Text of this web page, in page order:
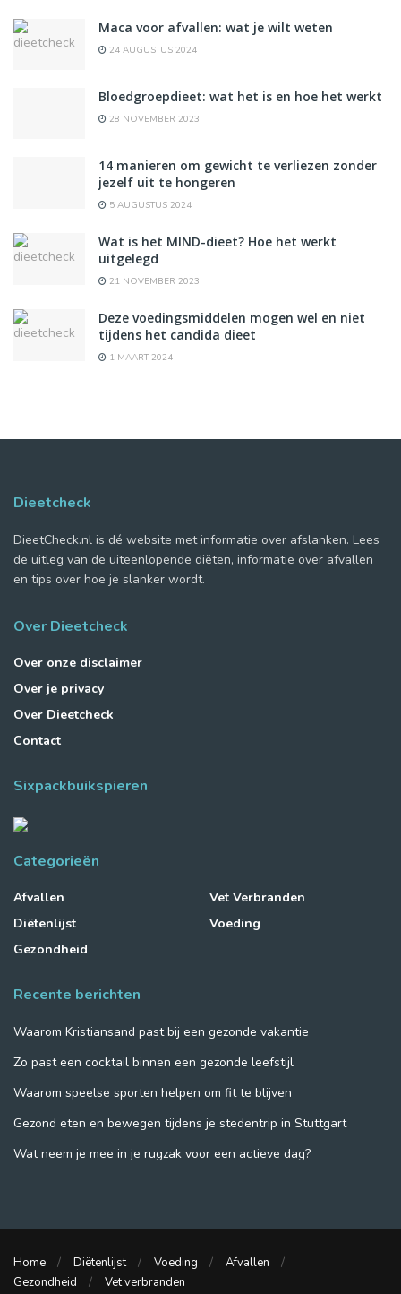
Maca voor afvallen: wat je wilt weten
24 AUGUSTUS 2024
Bloedgroepdieet: wat het is en hoe het werkt
28 NOVEMBER 2023
14 manieren om gewicht te verliezen zonder
jezelf uit te hongeren
5 AUGUSTUS 2024
Wat is het MIND-dieet? Hoe het werkt
uitgelegd
21 NOVEMBER 2023
Deze voedingsmiddelen mogen wel en niet
tijdens het candida dieet
1 MAART 2024
Dieetcheck
DieetCheck.nl is dé website met informatie over afslanken. Lees
de uitleg van de uiteenlopende diëten, informatie over afvallen
en tips over hoe je slanker wordt.
Over Dieetcheck
Over onze disclaimer
Over je privacy
Over Dieetcheck
Contact
Sixpackbuikspieren
Categorieën
Afvallen
Diëtenlijst
Gezondheid
Vet Verbranden
Voeding
Recente berichten
Waarom Kristiansand past bij een gezonde vakantie
Zo past een cocktail binnen een gezonde leefstijl
Waarom speelse sporten helpen om fit te blijven
Gezond eten en bewegen tijdens je stedentrip in Stuttgart
Wat neem je mee in je rugzak voor een actieve dag?
Home Diëtenlijst Voeding
Afvallen
Gezondheid
Vet verbranden